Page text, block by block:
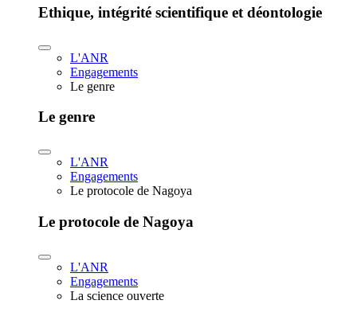
Ethique, intégrité scientifique et déontologie
L'ANR
Engagements
Le genre
Le genre
L'ANR
Engagements
Le protocole de Nagoya
Le protocole de Nagoya
L'ANR
Engagements
La science ouverte